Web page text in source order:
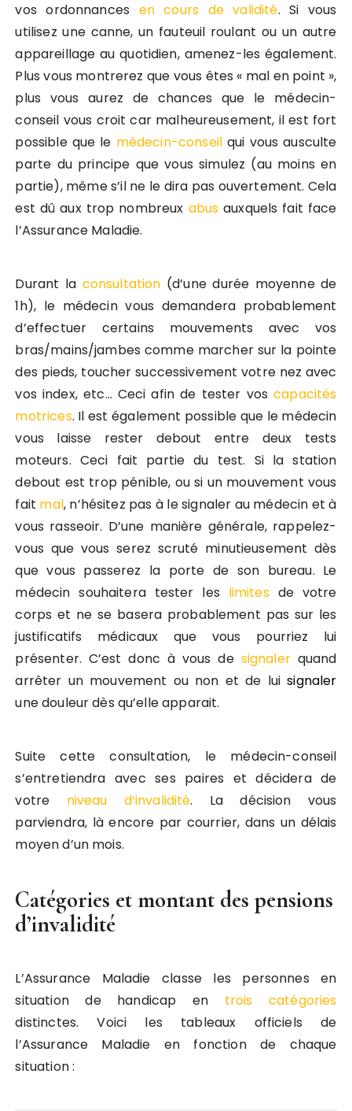
vos ordonnances en cours de validité. Si vous
utilisez une canne, un fauteuil roulant ou un autre
appareillage au quotidien, amenez-les également.
Plus vous montrerez que vous êtes « mal en point »,
plus vous aurez de chances que le médecin-
conseil vous croit car malheureusement, il est fort
possible que le médecin-conseilqui vous ausculte
parte du principe que vous simulez (au moins en
partie), même s’il ne le dira pas ouvertement. Cela
est dû aux trop nombreux abusauxquels fait face
l’Assurance Maladie.
Durant la consultation (d’une durée moyenne de
1h), le médecin vous demandera probablement
d’effectuer certains mouvements avec vos
bras/mains/jambes comme marcher sur la pointe
des pieds, toucher successivement votre nez avec
vos index, etc… Ceci afin de tester voscapacités
motrices. Il est également possible que le médecin
vous laisse rester debout entre deux tests
moteurs. Ceci fait partie du test. Si la station
debout est trop pénible, ou si un mouvement vous
fait mal, n’hésitez pas à le signaler au médecin et à
vous rasseoir. D’une manière générale, rappelez-
vous que vous serez scruté minutieusement dès
que vous passerez la porte de son bureau. Le
médecin souhaitera tester les limitesde votre
corps et ne se basera probablement pas sur les
justificatifs médicaux que vous pourriez lui
présenter. C’est donc à vous de signaler quand
arrêter un mouvement ou non et de luisignaler
une douleur dès qu’elle apparait.
Suite cette consultation, le médecin-conseil
s’entretiendra avec ses paires et décidera de
votre niveau d’invalidité. La décision vous
parviendra, là encore par courrier, dans un délais
moyen d’un mois.
Catégories et montant des pensions
d’invalidité
L’Assurance Maladie classe les personnes en
situation de handicap en trois catégories
distinctes. Voici les tableaux officiels de
l’Assurance Maladie en fonction de chaque
situation :